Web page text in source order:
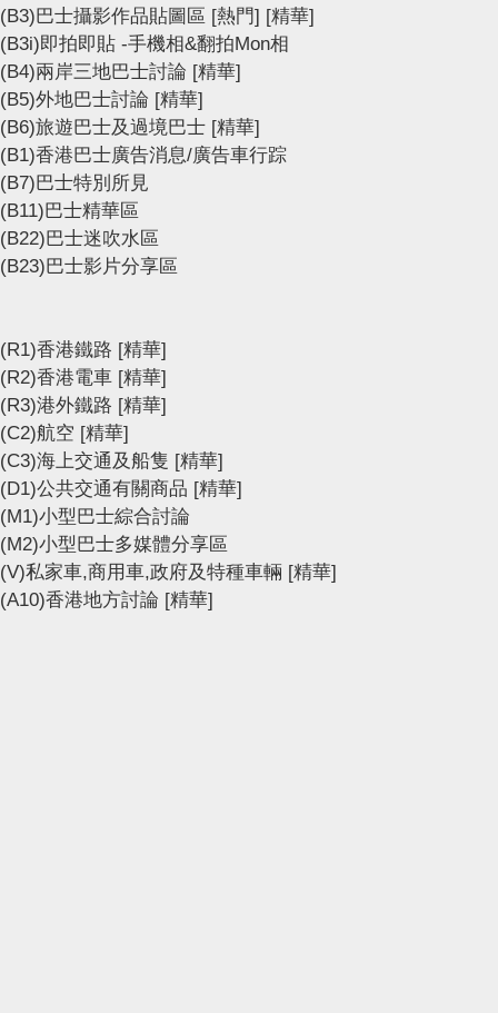
(B3)巴士攝影作品貼圖區 [熱門] [精華]
(B3i)即拍即貼 -手機相&翻拍Mon相
(B4)兩岸三地巴士討論 [精華]
(B5)外地巴士討論 [精華]
(B6)旅遊巴士及過境巴士 [精華]
(B1)香港巴士廣告消息/廣告車行踪
(B7)巴士特別所見
(B11)巴士精華區
(B22)巴士迷吹水區
(B23)巴士影片分享區
(R1)香港鐵路 [精華]
(R2)香港電車 [精華]
(R3)港外鐵路 [精華]
(C2)航空 [精華]
(C3)海上交通及船隻 [精華]
(D1)公共交通有關商品 [精華]
(M1)小型巴士綜合討論
(M2)小型巴士多媒體分享區
(V)私家車,商用車,政府及特種車輛 [精華]
(A10)香港地方討論 [精華]